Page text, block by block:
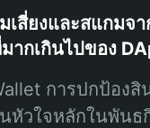
เสี่ยงและสแกมจ
ากเกินไปของ
การปกป้องสิ
หัวใจหลักในพันธ